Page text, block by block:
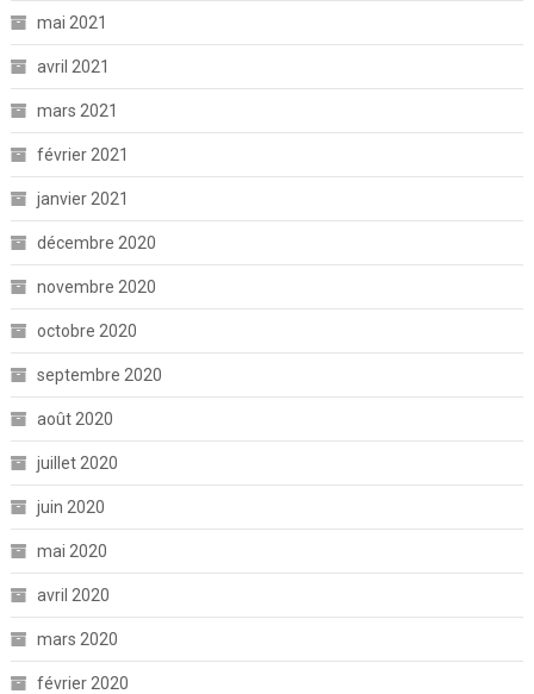
mai 2021
avril 2021
mars 2021
février 2021
janvier 2021
décembre 2020
novembre 2020
octobre 2020
septembre 2020
août 2020
juillet 2020
juin 2020
mai 2020
avril 2020
mars 2020
février 2020